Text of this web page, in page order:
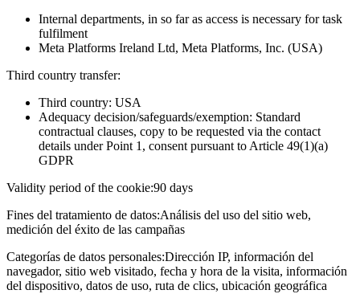
Internal departments, in so far as access is necessary for task
fulfilment
Meta Platforms Ireland Ltd, Meta Platforms, Inc. (USA)
Third country transfer:
Third country: USA
Adequacy decision/safeguards/exemption: Standard
contractual clauses, copy to be requested via the contact
details under Point 1, consent pursuant to Article 49(1)(a)
GDPR
Validity period of the cookie:90 days
Fines del tratamiento de datos:Análisis del uso del sitio web,
medición del éxito de las campañas
Categorías de datos personales:Dirección IP, información del
navegador, sitio web visitado, fecha y hora de la visita, información
del dispositivo, datos de uso, ruta de clics, ubicación geográfica